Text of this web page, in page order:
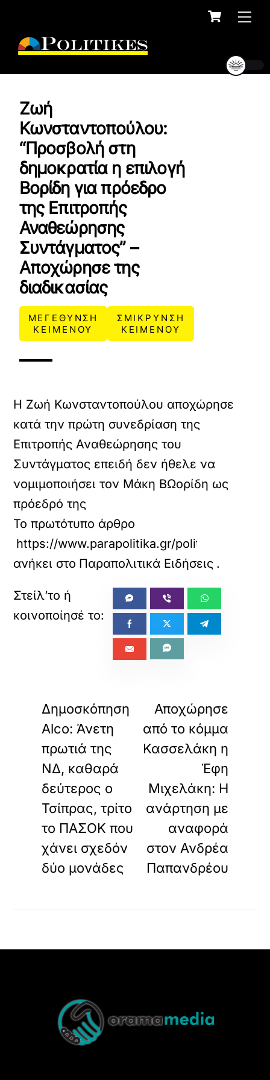
content
Cart
Ζωή
Κωνσταντοπούλου:
“Προσβολή στη
δημοκρατία η επιλογή
Βορίδη για πρόεδρο
της Επιτροπής
Αναθεώρησης
Συντάγματος” –
Αποχώρησε της
διαδικασίας
ΜΕΓΕΘΥΝΣΗ
ΚΕΙΜΕΝΟΥ
ΣΜΙΚΡΥΝΣΗ
ΚΕΙΜΕΝΟΥ
Η Ζωή Κωνσταντοπούλου αποχώρησε
κατά την πρώτη συνεδρίαση της
Επιτροπής Αναθεώρησης του
Συντάγματος επειδή δεν ήθελε να
νομιμοποιήσει τον Μάκη ΒΩορίδη ως
πρόεδρό της
Το πρωτότυπο άρθρο
https://www.parapolitika.gr/politiki/article/
ανήκει στο Παραπολιτικά Ειδήσεις .
Δημοσκόπηση
Alco: Άνετη
πρωτιά της
ΝΔ, καθαρά
δεύτερος ο
Τσίπρας, τρίτο
το ΠΑΣΟΚ που
χάνει σχεδόν
δύο μονάδες
Αποχώρησε
από το κόμμα
Κασσελάκη η
Έφη
Μιχελάκη: Η
ανάρτηση με
αναφορά
στον Ανδρέα
Παπανδρέου
Top